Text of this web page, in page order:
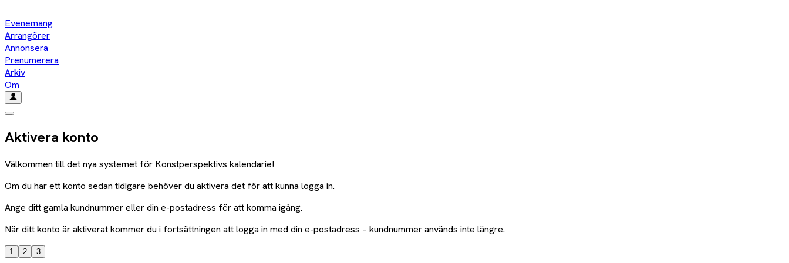
Evenemang
Arrangörer
Annonsera
Prenumerera
Arkiv
Om
Aktivera konto
Välkommen till det nya systemet för Konstperspektivs kalendarie!
Om du har ett konto sedan tidigare behöver du aktivera det för att kunna logga in.
Ange ditt gamla kundnummer eller din e-postadress för att komma igång.
När ditt konto är aktiverat kommer du i fortsättningen att logga in med din e-postadress – kundnummer används inte längre.
1 2 3